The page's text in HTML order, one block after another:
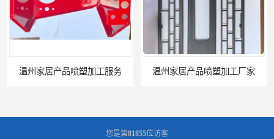
温州家居产品喷塑加工厂家 台州五金件加工
您是第81855位访客